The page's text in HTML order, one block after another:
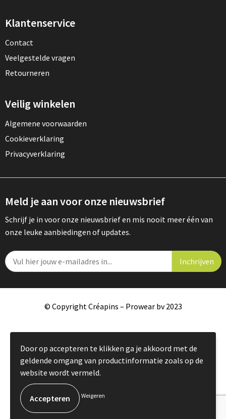
Klantenservice
Contact
Veelgestelde vragen
Retourneren
Veilig winkelen
Algemene voorwaarden
Cookieverklaring
Privacyverklaring
Meld je aan voor onze nieuwsbrief
Schrijf je in voor onze nieuwsbrief en mis nooit meer één van
onze leuke aanbiedingen of updates.
© Copyright Créapins – Prowear bv 2023
Door op accepteren te klikken ga je akkoord met de
geldende omgang van productinformatie zoals op de
website wordt vermeld.
Weigeren